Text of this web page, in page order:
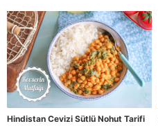
Hindistan Cevizi Sütlü Nohut Tarifi